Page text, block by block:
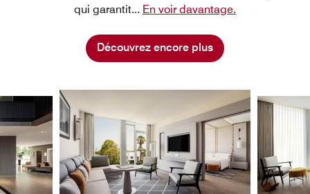
qui garantit... En voir davantage.
Découvrez encore plus